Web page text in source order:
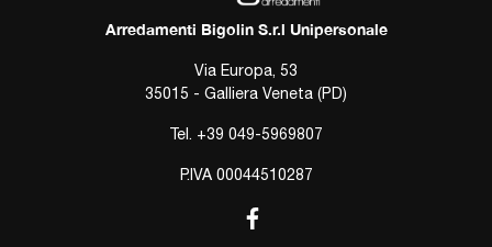
Arredamenti Bigolin S.r.l Unipersonale
Via Europa, 53
35015 - Galliera Veneta (PD)
Tel. +39 049-5969807
P.IVA 00044510287